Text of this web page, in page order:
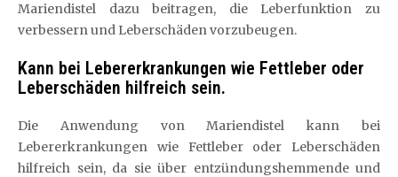
Mariendistel dazu beitragen, die Leberfunktion zu
verbessern und Leberschäden vorzubeugen.
Kann bei Lebererkrankungen wie Fettleber oder
Leberschäden hilfreich sein.
Die Anwendung von Mariendistel kann bei
Lebererkrankungen wie Fettleber oder Leberschäden
hilfreich sein, da sie über entzündungshemmende und